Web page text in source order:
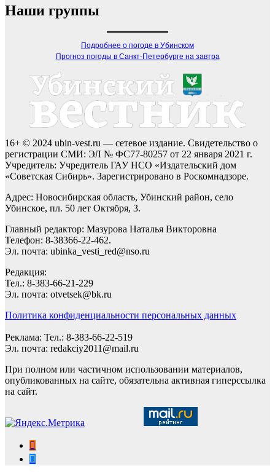
Наши группы
Подробнее о погоде в Убинском
Прогноз погоды в Санкт-Петербурге на завтра
16+ © 2024 ubin-vest.ru — сетевое издание. Свидетельство о
регистрации СМИ: ЭЛ № ФС77-80257 от 22 января 2021 г.
Учредитель: Учредитель ГАУ НСО «Издательский дом
«Советская Сибирь». Зарегистрировано в Роскомнадзоре.
Адрес: Новосибирская область, Убинский район, село
Убинское, пл. 50 лет Октября, 3.
Главный редактор: Мазурова Наталья Викторовна
Телефон: 8-38366-22-462.
Эл. почта: ubinka_vesti_red@nso.ru
Редакция:
Тел.: 8-383-66-21-229
Эл. почта: otvetsek@bk.ru
Политика конфиденциальности персональных данных
Реклама: Тел.: 8-383-66-22-519
Эл. почта: redakciy2011@mail.ru
При полном или частичном использовании материалов,
опубликованных на сайте, обязательна активная гиперссылка
на сайт.